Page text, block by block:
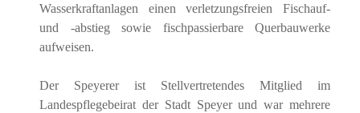
Wasserkraftanlagen einen verletzungsfreien Fischauf-
und -abstieg sowie fischpassierbare Querbauwerke
aufweisen.
Der Speyerer ist Stellvertretendes Mitglied im
Landespflegebeirat der Stadt Speyer und war mehrere